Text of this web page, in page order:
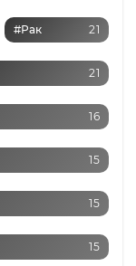
#Рак 21
21
16
15
15
15